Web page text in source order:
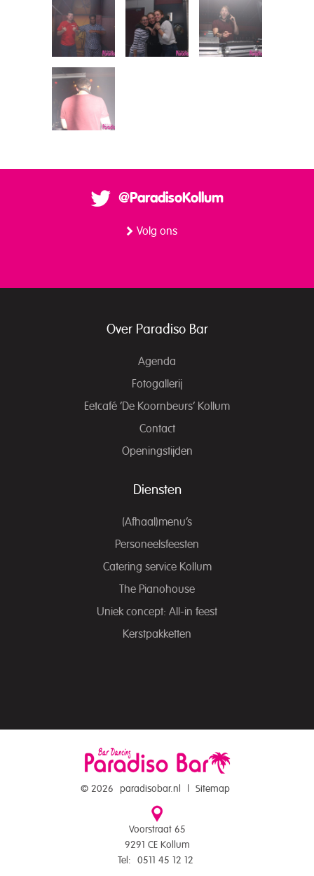
@ParadisoKollum
Volg ons
Over Paradiso Bar
Agenda
Fotogallerij
Eetcafé ‘De Koornbeurs’ Kollum
Contact
Openingstijden
Diensten
(Afhaal)menu’s
Personeelsfeesten
Catering service Kollum
The Pianohouse
Uniek concept: All-in feest
Kerstpakketten
© 2026 paradisobar.nl Sitemap
Voorstraat 65
9291 CE Kollum
Tel:
0511 45 12 12